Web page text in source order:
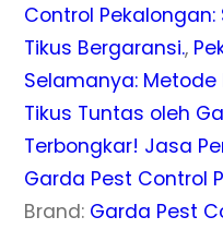
Control
Tikus Bergaransi.,
Selamanya:
Tikus Tuntas oleh
Terbongkar! Jasa
Garda Pest Control
Brand: Garda Pest